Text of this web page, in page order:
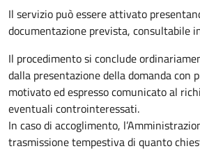
Il servizio può essere attivato
documentazione prevista, consultabile
Il procedimento si conclude
dalla presentazione della domanda con
motivato ed espresso comunicato al
eventuali controinteressati.
In caso di accoglimento,
trasmissione tempestiva di quanto